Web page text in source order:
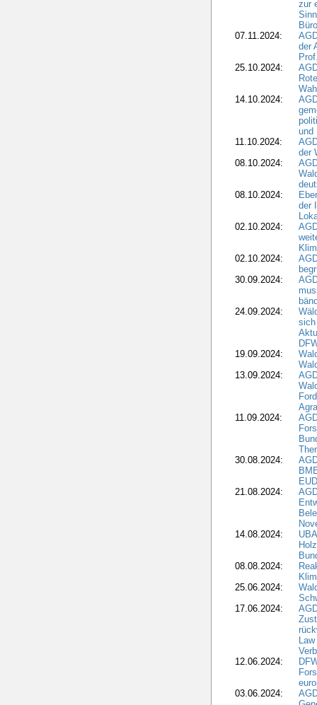
zur
07.11.2024:
der
25.10.2024:
14.10.2024:
und
11.10.2024:
der
08.10.2024:
08.10.2024:
der
02.10.2024:
02.10.2024:
30.09.2024:
24.09.2024:
sich
19.09.2024:
13.09.2024:
11.09.2024:
30.08.2024:
21.08.2024:
14.08.2024:
08.08.2024:
25.06.2024:
17.06.2024:
12.06.2024:
03.06.2024: